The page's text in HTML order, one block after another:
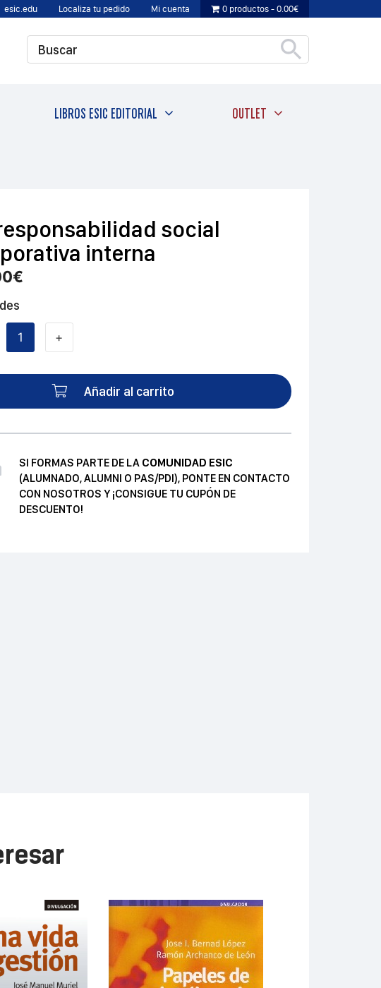
esic.edu Localiza tu pedido Mi cuenta 0 productos 0.00€
LIBROS ESIC EDITORIAL OUTLET
social
interna
€
+
Añadir al carrito
SI FORMAS PARTE DE LA COMUNIDAD ESIC
(ALUMNADO, ALUMNI O PAS/PDI), PONTE EN CONTACTO
CON NOSOTROS Y ¡CONSIGUE TU CUPÓN DE
DESCUENTO!